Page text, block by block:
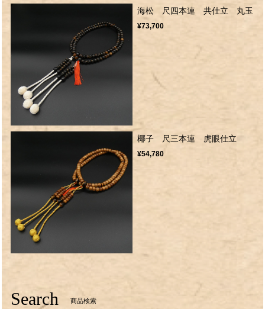
海松 尺四本連 共仕立 丸玉
¥73,700
椰子 尺三本連 虎眼仕立
¥54,780
Search 商品検索